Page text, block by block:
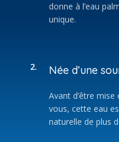
donne à l’eau
unique.
2. Née d’une
Avant d’être mise
vous, cette eau
naturelle de plus